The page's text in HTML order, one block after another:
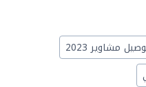
مشاوير 2023